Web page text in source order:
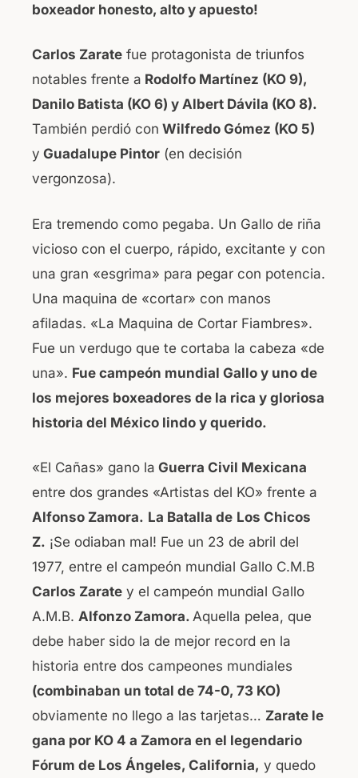
boxeador honesto, alto y apuesto!
Carlos Zarate fue protagonista de triunfos
notables frente a Rodolfo Martínez (KO 9),
Danilo Batista (KO 6) y Albert Dávila (KO 8).
También perdió con Wilfredo Gómez (KO 5)
y Guadalupe Pintor (en decisión
vergonzosa).
Era tremendo como pegaba. Un Gallo de riña
vicioso con el cuerpo, rápido, excitante y con
una gran «esgrima» para pegar con potencia.
Una maquina de «cortar» con manos
afiladas. «La Maquina de Cortar Fiambres».
Fue un verdugo que te cortaba la cabeza «de
una». Fue campeón mundial Gallo y uno de
los mejores boxeadores de la rica y gloriosa
historia del México lindo y querido.
«El Cañas» gano la Guerra Civil Mexicana
entre dos grandes «Artistas del KO» frente a
Alfonso Zamora. La Batalla de Los Chicos
Z. ¡Se odiaban mal! Fue un 23 de abril del
1977, entre el campeón mundial Gallo C.M.B
Carlos Zarate y el campeón mundial Gallo
A.M.B. Alfonzo Zamora. Aquella pelea, que
debe haber sido la de mejor record en la
historia entre dos campeones mundiales
(combinaban un total de 74-0, 73 KO)
obviamente no llego a las tarjetas… Zarate le
gana por KO 4 a Zamora en el legendario
Fórum de Los Ángeles, California, y quedo